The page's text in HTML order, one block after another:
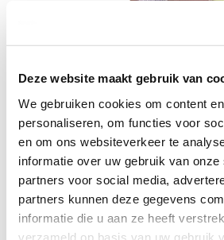
Deze website maakt gebruik van
We gebruiken cookies om content
personaliseren, om functies voor
en om ons websiteverkeer te
informatie over uw gebruik van onze
partners voor social media,
partners kunnen deze gegevens
informatie die u aan ze heeft
verzameld op basis van uw gebruik
Maak je